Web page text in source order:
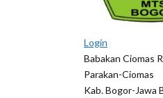
Login
Babakan Ciomas
Parakan-Ciomas
Kab. Bogor-Jawa